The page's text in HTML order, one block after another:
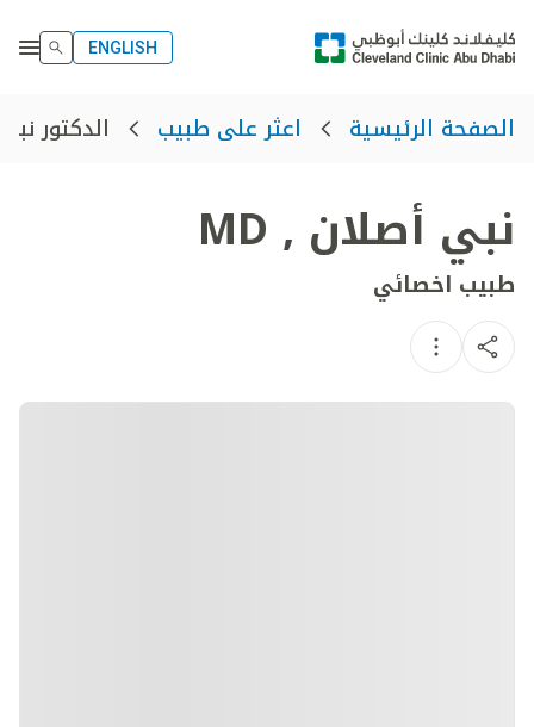
ENGLISH
الصفحة الرئيسية اعثر على طبيب الدكتور
نبي أصلان ,
MD
طبيب اخصائي